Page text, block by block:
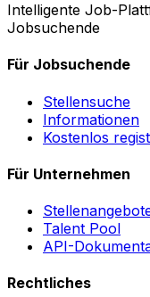
Intelligente Job-
Jobsuchende
Für Jobsuchende
Stellensuche
Informationen
Kostenlos
Für Unternehmen
Talent Pool
API-
Rechtliches